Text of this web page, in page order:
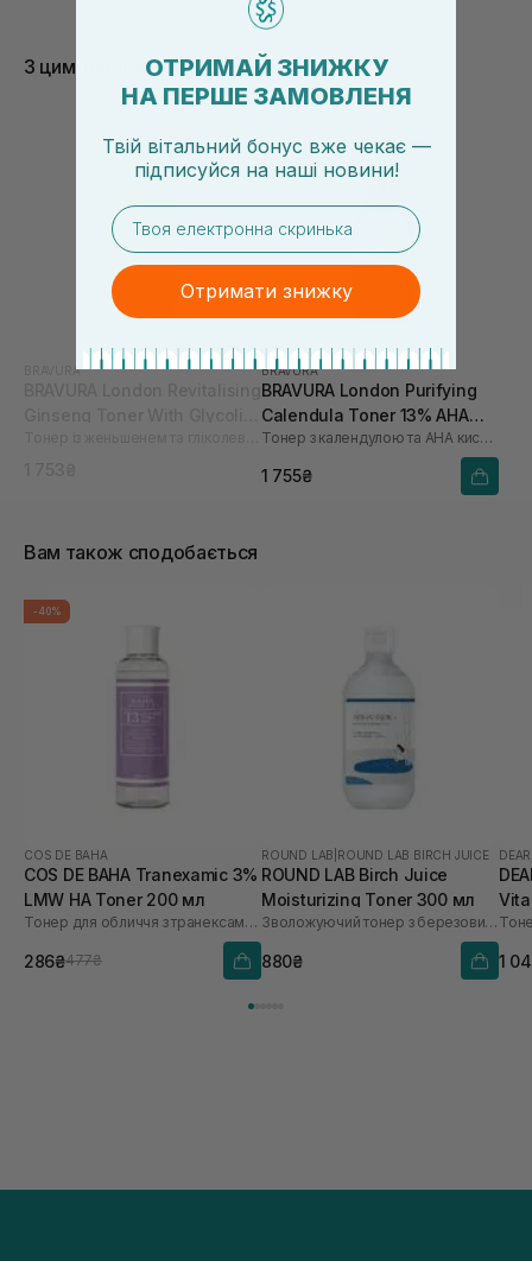
З цим товаром купують
BRAVURA BRAVURA
BRAVURA London Purifying
Calendula Toner 13% AHA
150 мл
Тонер з календулою та АНА кислотами
1 755₴
Вам також сподобається
-40%
COS DE BAHA
COS DE BAHA Tranexamic 3%
LMW HA Toner 200 мл
Тонер для обличчя з транексамовою кислотою
286₴477₴
ROUND LAB ROUND LAB BIRCH JUICE
ROUND LAB Birch Juice
Moisturizing Toner 300 мл
Зволожуючий тонер з березовим соком
880₴
мл
1
ОТРИМАЙ ЗНИЖКУ
НА ПЕРШЕ ЗАМОВЛЕНЯ
Твій вітальний бонус вже чекає —
підписуйся на наші новини!
email
Отримати знижку